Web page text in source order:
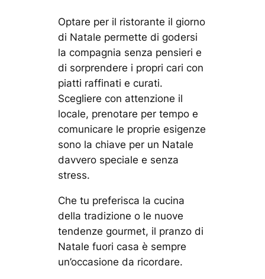
Optare per il ristorante il giorno
di Natale permette di godersi
la compagnia senza pensieri e
di sorprendere i propri cari con
piatti raffinati e curati.
Scegliere con attenzione il
locale, prenotare per tempo e
comunicare le proprie esigenze
sono la chiave per un Natale
davvero speciale e senza
stress.
Che tu preferisca la cucina
della tradizione o le nuove
tendenze gourmet, il pranzo di
Natale fuori casa è sempre
un’occasione da ricordare.